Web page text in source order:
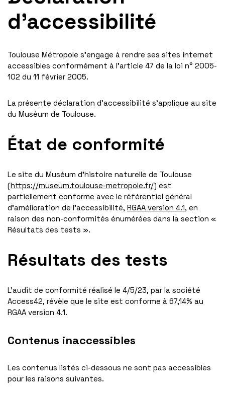
d’accessibilité
Toulouse Métropole s’engage à rendre ses sites internet
accessibles conformément à l’article 47 de la loi n° 2005-
102 du 11 février 2005.
La présente déclaration d’accessibilité s’applique au site
du Muséum de Toulouse.
État de conformité
Le site du Muséum d’histoire naturelle de Toulouse
(https://museum.toulouse-metropole.fr/) est
partiellement conforme avec le référentiel général
d’amélioration de l’accessibilité, RGAA version 4.1, en
raison des non-conformités énumérées dans la section «
Résultats des tests ».
Résultats des tests
L’audit de conformité réalisé le 4/5/23, par la société
Access42, révèle que le site est conforme à 67,14% au
RGAA version 4.1.
Contenus inaccessibles
Les contenus listés ci-dessous ne sont pas accessibles
pour les raisons suivantes.